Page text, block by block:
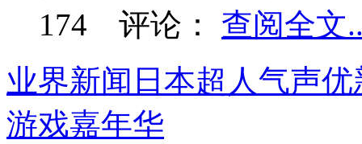
174 评论：
查阅全文
业界新闻 日本超人气声
游戏嘉年华